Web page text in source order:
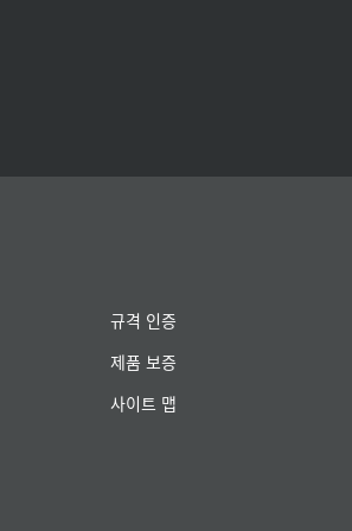
규격 인증
제품 보증
사이트 맵